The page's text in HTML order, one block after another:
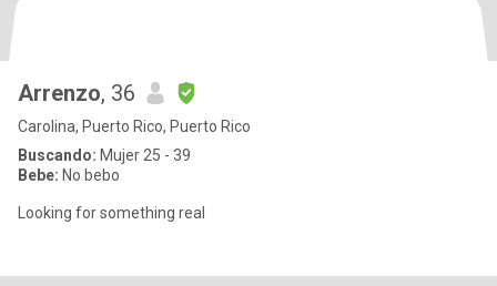
Arrenzo, 36
Carolina, Puerto Rico, Puerto Rico
Buscando: Mujer 25 - 39
Bebe: No bebo
Looking for something real